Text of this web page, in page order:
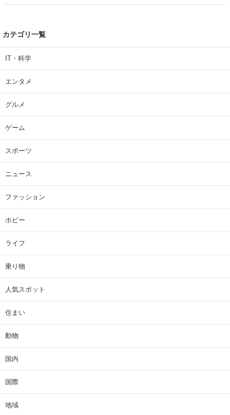
カテゴリ一覧
IT・科学
エンタメ
グルメ
ゲーム
スポーツ
ニュース
ファッション
ホビー
ライフ
乗り物
人気スポット
住まい
動物
国内
国際
地域